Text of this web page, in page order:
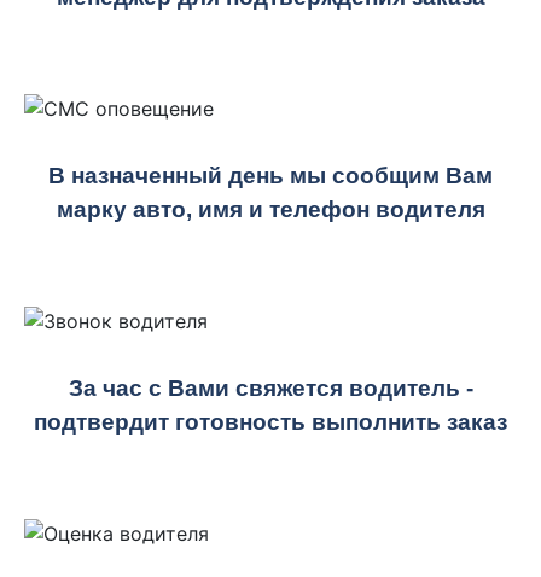
В назначенный день мы сообщим Вам
марку авто, имя и телефон водителя
За час с Вами свяжется водитель -
подтвердит готовность выполнить заказ